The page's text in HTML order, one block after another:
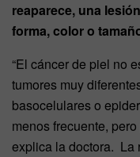
reaparece, una
forma, color o
“El cáncer de piel no
tumores muy
basocelulares o
menos frecuente,
explica la doctora. La